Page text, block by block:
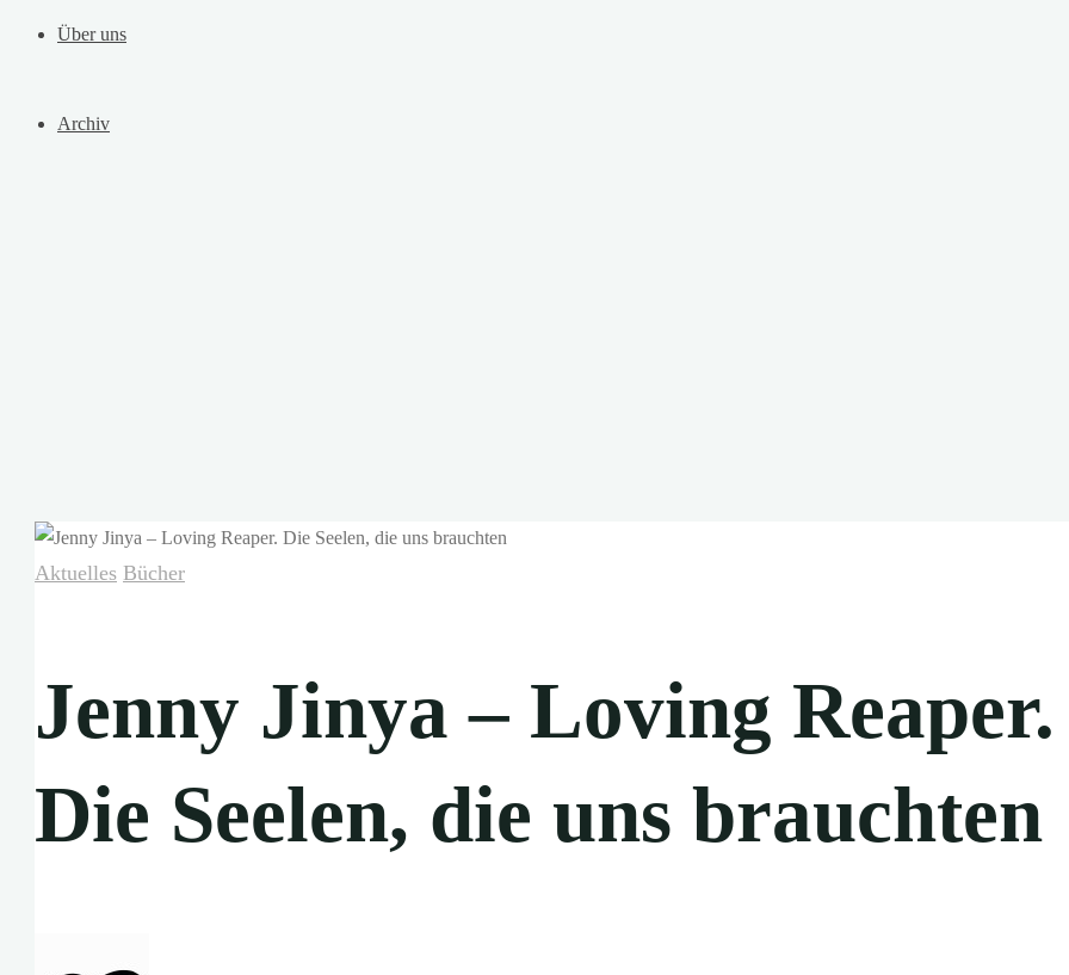
Über uns
Archiv
Aktuelles Bücher
Jenny Jinya – Loving Reaper.
Die Seelen, die uns brauchten